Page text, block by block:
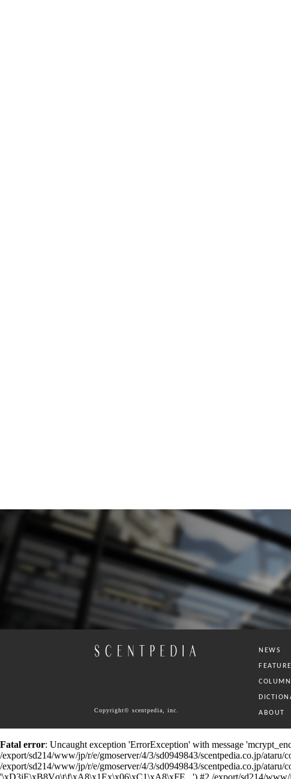
NEWS
FEATURE
COLUMN
ABOUT
Copyright© scentpedia, inc.
Fatal error: Uncaught exception 'ErrorException' with message
/export/sd214/www/jp/r/e/gmoserver/4/3/sd0949843/scentpedia.co.jp/
/export/sd214/www/jp/r/e/gmoserver/4/3/sd0949843/scentpedia.co.jp/
'\xD3jE\xB8Vq\t\f\xA8\x1Ex\x06\xC1\xA8\xFE...') #2 /export/sd214/www/